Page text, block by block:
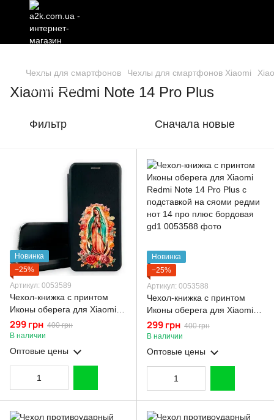
Чехлы для смартфонов Чехлы для смартфонов Xiaomi
Xiaomi Redmi Note 14 Pro Plus
Фильтр Сначала новые
Новинка
−25%
Артикул: 0053589
Чехол-книжка с принтом
Иконы оберега для Xiaomi
Redmi Note 14 Pro Plus с
подставкой на сяоми редми
нот 14 про плюс черная gd1
299 грн 400 грн
В наличии
Оптовые цены
Новинка
−25%
Артикул: 0053588
Чехол-книжка с принтом
Иконы оберега для Xiaomi
Redmi Note 14 Pro Plus с
подставкой на сяоми редми
нот 14 про плюс бордовая
299 грн 400 грн
В наличии
Оптовые цены